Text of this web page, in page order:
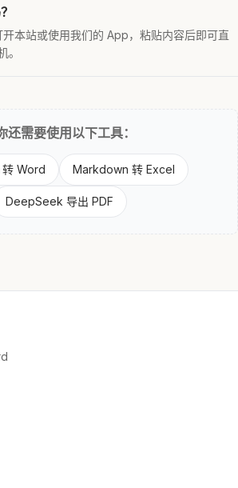
本站或使用我们的 App，粘贴内容后即可直
。
还需要使用以下工具：
Word Markdown 转 Excel
DeepSeek 导出 PDF